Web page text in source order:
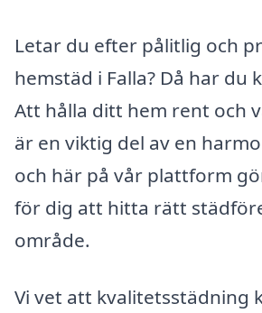
Letar du efter pålitlig och
hemstäd i Falla? Då har du
Att hålla ditt hem rent och
är en viktig del av en
och här på vår plattform
för dig att hitta rätt
område.
Vi vet att kvalitetsstädning